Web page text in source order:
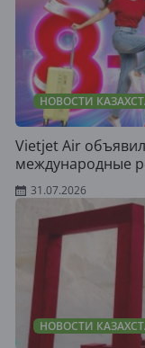
НОВОСТИ
Vietjet Air
международные
31.07.2026
НОВОСТИ